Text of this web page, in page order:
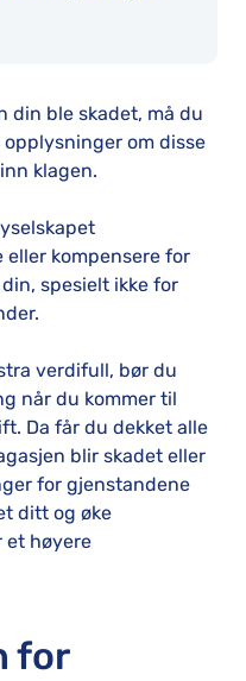
din ble skadet, må du
om disse
klagen.
kompensere for
spesielt ikke for
verdifull, bør du
når du kommer til
Da får du dekket alle
blir skadet eller
for gjenstandene
ditt og øke
et høyere
for